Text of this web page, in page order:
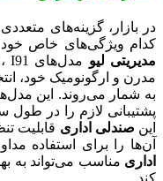
در بازار، گزینه‌های
کدام ویژگی‌های خاص خود
مدیریتی لیو
مدرن و ارگونومیک خود،
به شمار می‌روند. این
پشتیبانی لازم را در طول
این صندلی‌ اداری قابلیت
آن‌ها را برای استفاده
اداری مناسب می‌تواند به
کند.